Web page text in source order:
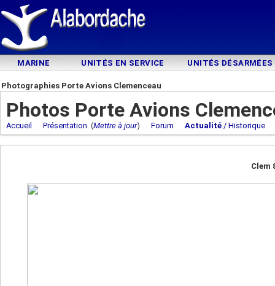
MARINE UNITÉS EN SERVICE UNITÉS DÉSARMÉES
Photographies Porte Avions Clemenceau
Photos Porte Avions
Accueil Présentation (Mettre à jour) Forum Actualité / Historique
Clem